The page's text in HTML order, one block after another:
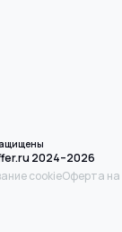
2024–2026
cookieОферта на